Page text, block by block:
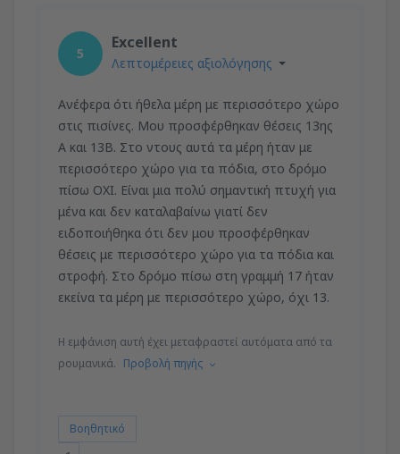
5
Excellent
Λεπτομέρειες αξιολόγησης
Ανέφερα ότι ήθελα μέρη με περισσότερο χώρο
στις πισίνες. Μου προσφέρθηκαν θέσεις 13ης
Α και 13Β. Στο ντους αυτά τα μέρη ήταν με
περισσότερο χώρο για τα πόδια, στο δρόμο
πίσω ΟΧΙ. Είναι μια πολύ σημαντική πτυχή για
μένα και δεν καταλαβαίνω γιατί δεν
ειδοποιήθηκα ότι δεν μου προσφέρθηκαν
θέσεις με περισσότερο χώρο για τα πόδια και
στροφή. Στο δρόμο πίσω στη γραμμή 17 ήταν
εκείνα τα μέρη με περισσότερο χώρο, όχι 13.
Η εμφάνιση αυτή έχει μεταφραστεί αυτόματα από τα
ρουμανικά. Προβολή πηγής
Βοηθητικό